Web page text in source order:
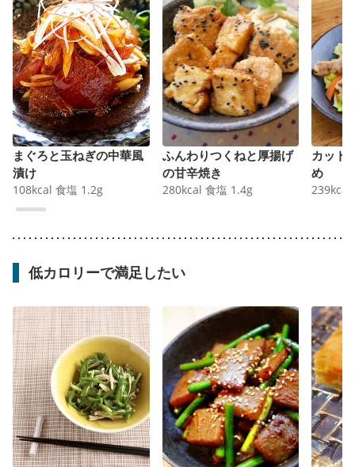
まぐろと玉ねぎの中華風
漬け
108kcal 食塩 1.2g
ふんわりつくねと厚揚げ
の甘辛焼き
280kcal 食塩 1.4g
カット
め
239kcal
低カロリーで満足したい